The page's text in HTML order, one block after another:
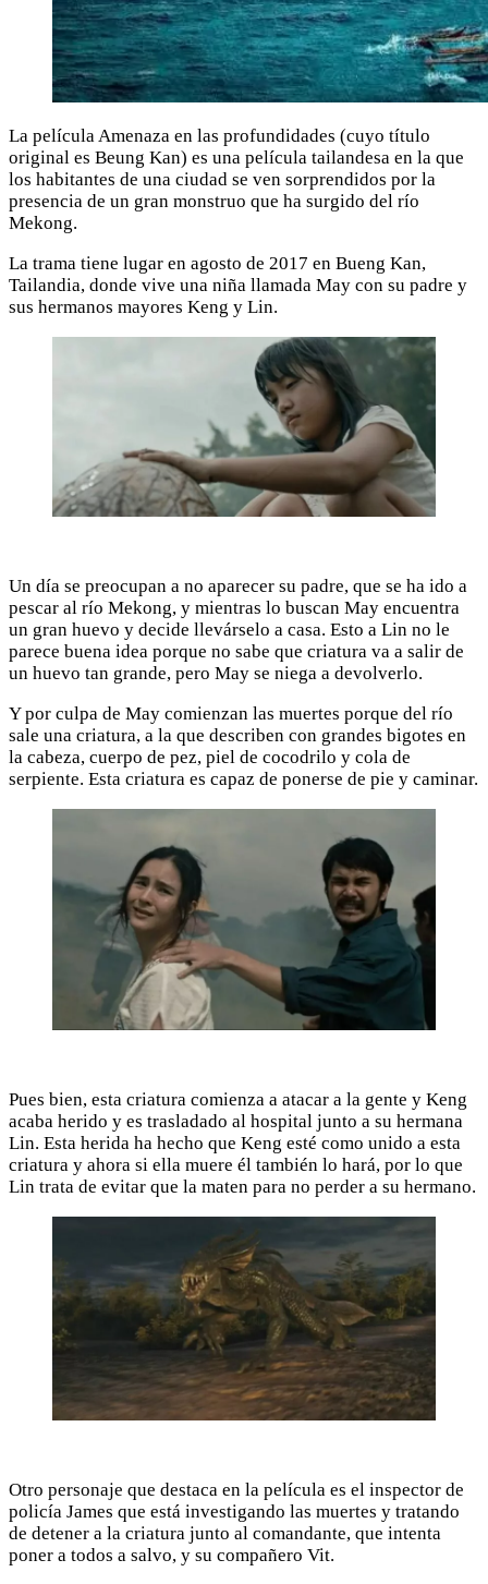
La película Amenaza en las profundidades (cuyo título
original es Beung Kan) es una película tailandesa en la que
los habitantes de una ciudad se ven sorprendidos por la
presencia de un gran monstruo que ha surgido del río
Mekong.
La trama tiene lugar en agosto de 2017 en Bueng Kan,
Tailandia, donde vive una niña llamada May con su padre y
sus hermanos mayores Keng y Lin.
Un día se preocupan a no aparecer su padre, que se ha ido a
pescar al río Mekong, y mientras lo buscan May encuentra
un gran huevo y decide llevárselo a casa. Esto a Lin no le
parece buena idea porque no sabe que criatura va a salir de
un huevo tan grande, pero May se niega a devolverlo.
Y por culpa de May comienzan las muertes porque del río
sale una criatura, a la que describen con grandes bigotes en
la cabeza, cuerpo de pez, piel de cocodrilo y cola de
serpiente. Esta criatura es capaz de ponerse de pie y caminar.
Pues bien, esta criatura comienza a atacar a la gente y Keng
acaba herido y es trasladado al hospital junto a su hermana
Lin. Esta herida ha hecho que Keng esté como unido a esta
criatura y ahora si ella muere él también lo hará, por lo que
Lin trata de evitar que la maten para no perder a su hermano.
Otro personaje que destaca en la película es el inspector de
policía James que está investigando las muertes y tratando
de detener a la criatura junto al comandante, que intenta
poner a todos a salvo, y su compañero Vit.